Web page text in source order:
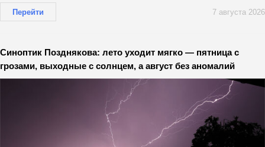
Перейти 7 августа 2026
Синоптик Позднякова: лето уходит мягко — пятница с
грозами, выходные с солнцем, а август без аномалий